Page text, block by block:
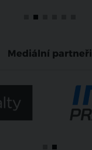
Mediální partneři